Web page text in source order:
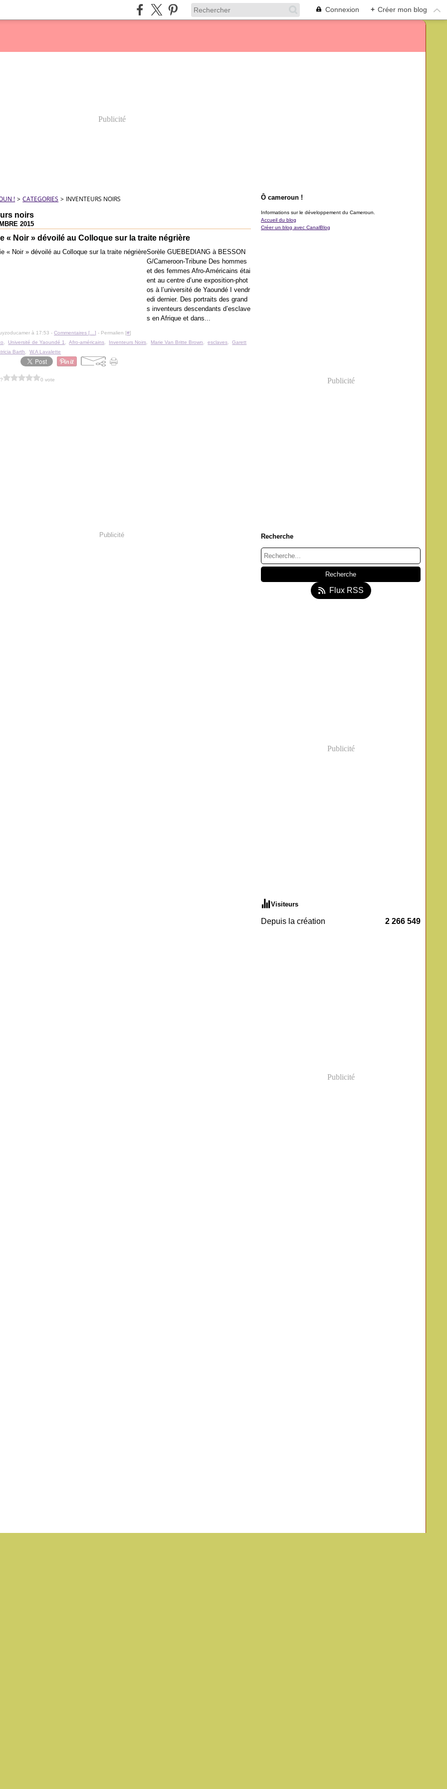
Connexion + Créer mon blog
Publicité
! > CATEGORIES > INVENTEURS NOIRS
noirs
2015
« Noir » dévoilé au Colloque sur la traite négrière
Sorèle GUEBEDIANG à BESSON
G/Cameroon-Tribune Des hommes
et des femmes Afro-Américains étai
ent au centre d’une exposition-phot
os à l’université de Yaoundé I vendr
edi dernier. Des portraits des grand
s inventeurs descendants d’esclave
s en Afrique et dans...
à 17:53 -Commentaires [ …] - Permalien [#]
,Université de Yaoundé 1 ,Afro-américains Inventeurs Noirs Marie Van Britte Brown ,esclaves ,Garett
Barth ,W.A Lavalette
0 vote
Publicité
Ô cameroun !
Informations sur le développement du Cameroun.
Accueil du blog
Créer un blog avec CanalBlog
Publicité
Recherche
Flux RSS
Publicité
Visiteurs
Depuis la création 2 266 549
Publicité